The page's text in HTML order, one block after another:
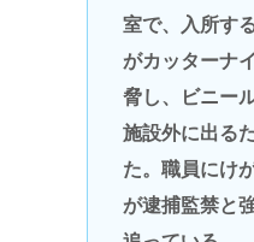
室で、入所す
がカッターナ
脅し、ビニー
施設外に出る
た。職員にけ
が逮捕監禁と